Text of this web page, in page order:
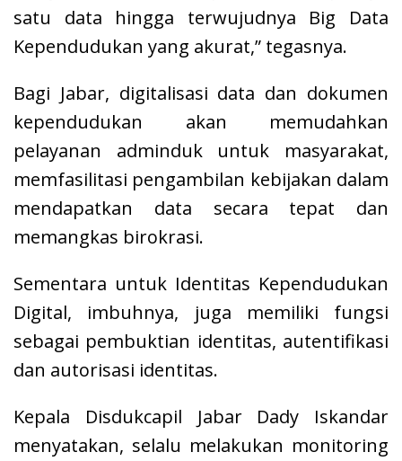
satu data hingga terwujudnya Big Data
Kependudukan yang akurat,” tegasnya.
Bagi Jabar, digitalisasi data dan dokumen
kependudukan akan memudahkan
pelayanan adminduk untuk masyarakat,
memfasilitasi pengambilan kebijakan dalam
mendapatkan data secara tepat dan
memangkas birokrasi.
Sementara untuk Identitas Kependudukan
Digital, imbuhnya, juga memiliki fungsi
sebagai pembuktian identitas, autentifikasi
dan autorisasi identitas.
Kepala Disdukcapil Jabar Dady Iskandar
menyatakan, selalu melakukan monitoring